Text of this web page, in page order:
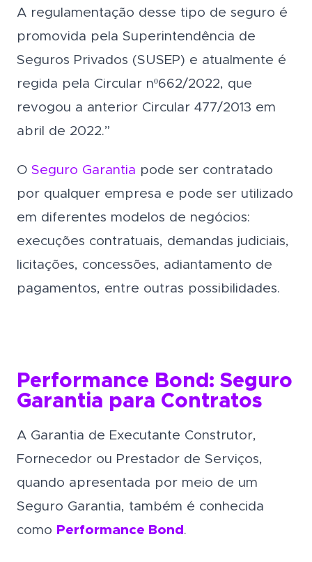
A regulamentação desse tipo de seguro é
promovida pela Superintendência de
Seguros Privados (SUSEP) e atualmente é
regida pela Circular nº662/2022, que
revogou a anterior Circular 477/2013 em
abril de 2022.”
O Seguro Garantia pode ser contratado
por qualquer empresa e pode ser utilizado
em diferentes modelos de negócios:
execuções contratuais, demandas judiciais,
licitações, concessões, adiantamento de
pagamentos, entre outras possibilidades.
Performance Bond: Seguro
Garantia para Contratos
A Garantia de Executante Construtor,
Fornecedor ou Prestador de Serviços,
quando apresentada por meio de um
Seguro Garantia, também é conhecida
como Performance Bond .